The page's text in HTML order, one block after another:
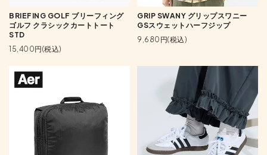
BRIEFING GOLF ブリーフィング
ゴルフ クラシックカートトート
STD
15,400円(税込)
GRIP SWANY グリップスワニー
GSスウェットハーフジップ
9,680円(税込)